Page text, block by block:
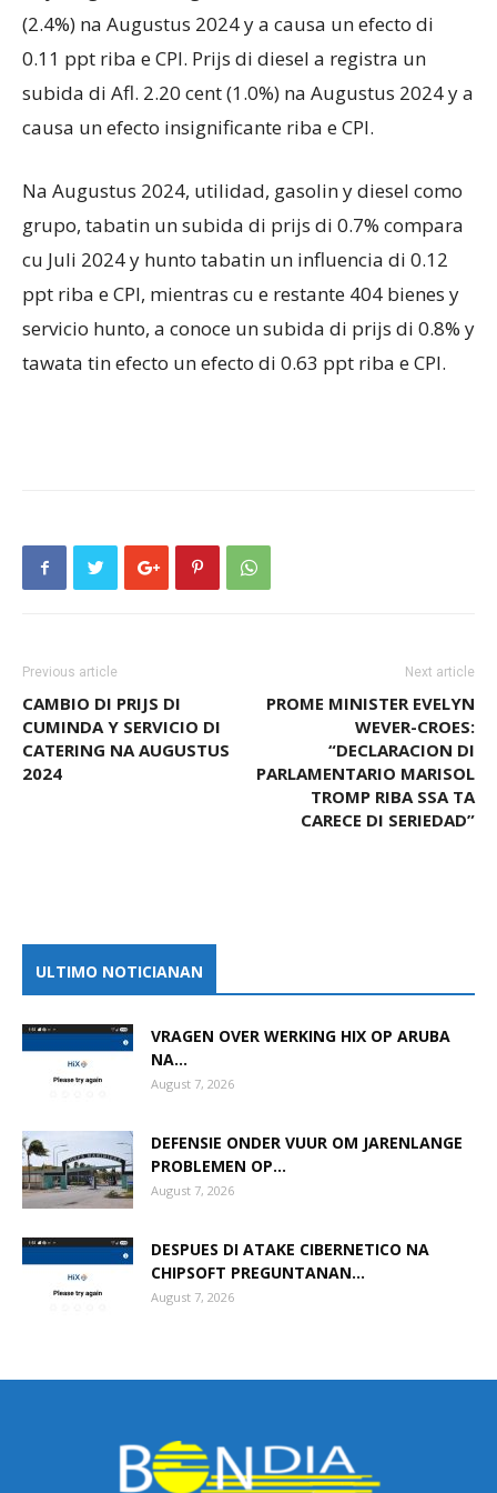
(2.4%) na Augustus 2024 y a causa un efecto di
0.11 ppt riba e CPI. Prijs di diesel a registra un
subida di Afl. 2.20 cent (1.0%) na Augustus 2024 y a
causa un efecto insignificante riba e CPI.
Na Augustus 2024, utilidad, gasolin y diesel como
grupo, tabatin un subida di prijs di 0.7% compara
cu Juli 2024 y hunto tabatin un influencia di 0.12
ppt riba e CPI, mientras cu e restante 404 bienes y
servicio hunto, a conoce un subida di prijs di 0.8% y
tawata tin efecto un efecto di 0.63 ppt riba e CPI.
Previous article
CAMBIO DI PRIJS DI
CUMINDA Y SERVICIO DI
CATERING NA AUGUSTUS
2024
Next article
PROME MINISTER EVELYN
WEVER-CROES:
“DECLARACION DI
PARLAMENTARIO MARISOL
TROMP RIBA SSA TA
CARECE DI SERIEDAD”
ULTIMO NOTICIANAN
VRAGEN OVER WERKING HIX OP ARUBA
NA...
August 7, 2026
DEFENSIE ONDER VUUR OM JARENLANGE
PROBLEMEN OP...
August 7, 2026
DESPUES DI ATAKE CIBERNETICO NA
CHIPSOFT PREGUNTANAN...
August 7, 2026